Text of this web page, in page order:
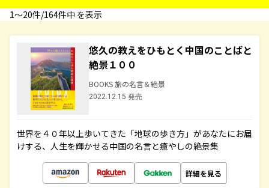
1〜20件/164件中 を表示
悠久の教えをひもとく中国のことばと
絶景１００
BOOKS 旅の名言＆絶景
2022.12.15 発売
世界を４０年以上歩いてきた「地球の歩き方」があなたにお届
けする、人生を輝かせる中国の名言と癒やしの絶景集
詳細を見る